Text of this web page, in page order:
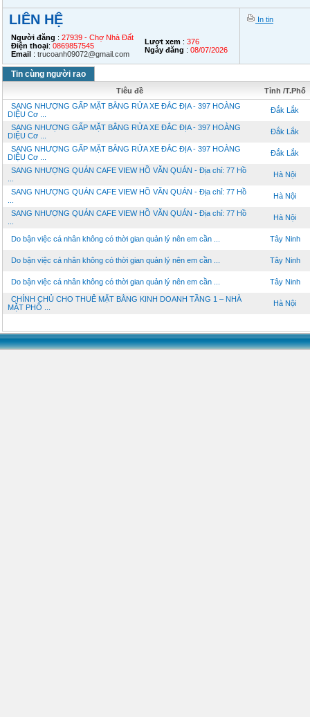
LIÊN HỆ
Người đăng : 27939 - Chợ Nhà Đất
Điện thoại: 0869857545
Email : trucoanh09072@gmail.com
Lượt xem : 376
Ngày đăng : 08/07/2026
In tin
Tin cùng người rao
Tiêu đề
Tỉnh /T.Phố
SANG NHƯỢNG GẤP MẶT BẰNG RỬA XE ĐẮC ĐỊA - 397 HOÀNG
DIỆU Cơ ...
Đắk Lắk
SANG NHƯỢNG GẤP MẶT BẰNG RỬA XE ĐẮC ĐỊA - 397 HOÀNG
DIỆU Cơ ...
Đắk Lắk
SANG NHƯỢNG GẤP MẶT BẰNG RỬA XE ĐẮC ĐỊA - 397 HOÀNG
DIỆU Cơ ...
Đắk Lắk
SANG NHƯỢNG QUÁN CAFE VIEW HỒ VĂN QUÁN - Địa chỉ: 77 Hồ
Hà Nội
SANG NHƯỢNG QUÁN CAFE VIEW HỒ VĂN QUÁN - Địa chỉ: 77 Hồ
Hà Nội
SANG NHƯỢNG QUÁN CAFE VIEW HỒ VĂN QUÁN - Địa chỉ: 77 Hồ
Hà Nội
Do bận việc cá nhân không có thời gian quản lý nên em cần ... Tây Ninh
Do bận việc cá nhân không có thời gian quản lý nên em cần ... Tây Ninh
Do bận việc cá nhân không có thời gian quản lý nên em cần ... Tây Ninh
CHÍNH CHỦ CHO THUÊ MẶT BẰNG KINH DOANH TẦNG 1 – NHÀ
MẶT PHỐ ...
Hà Nội